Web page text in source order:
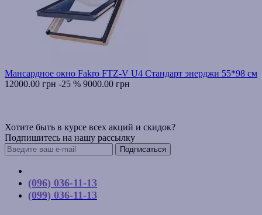
Мансардное окно Fakro FTZ-V U4 Стандарт энерджи 55*98 см
12000.00 грн -25 % 9000.00 грн
Хотите быть в курсе всех акций и скидок?
Подпишитесь на нашу рассылку
Подписаться
(096) 036-11-13
(099) 036-11-13